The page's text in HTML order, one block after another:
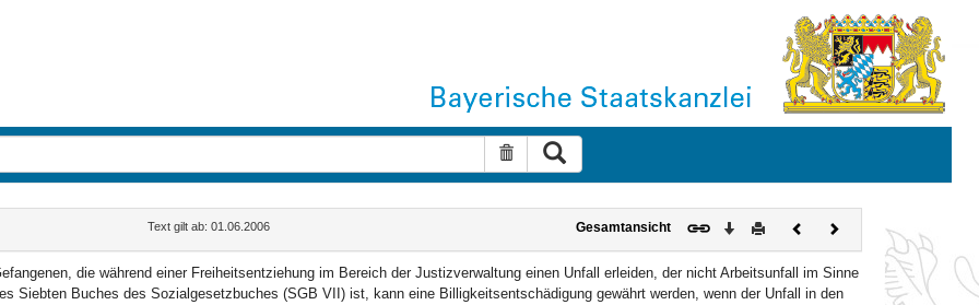
Suche zurücksetzen
Text gilt ab: 01.06.2006 Gesamtansicht Download
DruckenVorherigesNächstes
Dokument
die während einer Freiheitsentziehung im Bereich der Justizverwaltung einen Unfall erleiden, der nicht Arbeitsunfall im Sinne
Siebten Buches des Sozialgesetzbuches (SGB VII) ist, kann eine Billigkeitsentschädigung gewährt werden, wenn der Unfall in den